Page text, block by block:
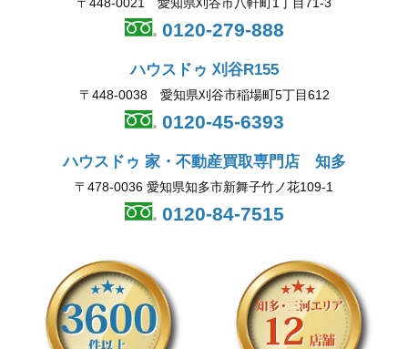
0120-279-888
ハウスドゥ 刈谷R155
〒448-0038 愛知県刈谷市稲場町5丁目612
0120-45-6393
ハウスドゥ 家・不動産買取専門店 知多
〒478-0036 愛知県知多市新舞子竹ノ花109-1
0120-84-7515